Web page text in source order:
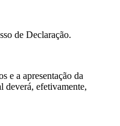
de Declaração.
e a apresentação da
efetivamente,